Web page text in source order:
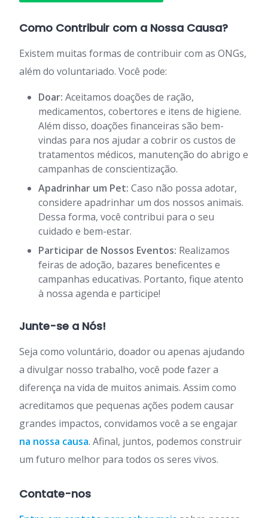
Como Contribuir com a Nossa Causa?
Existem muitas formas de contribuir com as ONGs,
além do voluntariado. Você pode:
Doar: Aceitamos doações de ração,
medicamentos, cobertores e itens de higiene.
Além disso, doações financeiras são bem-
vindas para nos ajudar a cobrir os custos de
tratamentos médicos, manutenção do abrigo e
campanhas de conscientização.
Apadrinhar um Pet: Caso não possa adotar,
considere apadrinhar um dos nossos animais.
Dessa forma, você contribui para o seu
cuidado e bem-estar.
Participar de Nossos Eventos: Realizamos
feiras de adoção, bazares beneficentes e
campanhas educativas. Portanto, fique atento
à nossa agenda e participe!
Junte-se a Nós!
Seja como voluntário, doador ou apenas ajudando
a divulgar nosso trabalho, você pode fazer a
diferença na vida de muitos animais. Assim como
acreditamos que pequenas ações podem causar
grandes impactos, convidamos você a se engajar
na nossa causa. Afinal, juntos, podemos construir
um futuro melhor para todos os seres vivos.
Contate-nos